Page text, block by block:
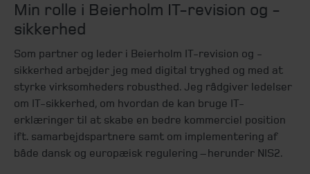
Min rolle i Beierholm IT-revision og -
sikkerhed
Som partner og leder i Beierholm IT-revision og -
sikkerhed arbejder jeg med digital tryghed og med at
styrke virksomheders robusthed. Jeg rådgiver ledelser
om IT-sikkerhed, om hvordan de kan bruge IT-
erklæringer til at skabe en bedre kommerciel position
ift. samarbejdspartnere samt om implementering af
både dansk og europæisk regulering – herunder NIS2.